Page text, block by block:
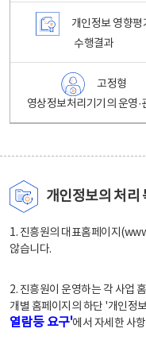
개인정보 영향평
수행결과
고정형
영상정보처리기기의 운영·
개인정보의 처리
1. 진흥원의 대표홈페이지
않습니다.
2. 진흥원이 운영하는 각 사업
개별 홈페이지의 하단 '개인정
열람등 요구'에서 자세한 사